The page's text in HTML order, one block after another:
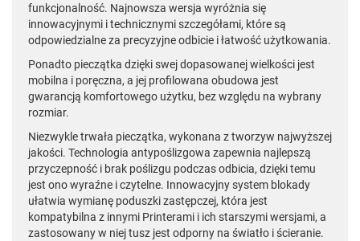
funkcjonalność. Najnowsza wersja wyróżnia się
innowacyjnymi i technicznymi szczegółami, które są
odpowiedzialne za precyzyjne odbicie i łatwość użytkowania.
Ponadto pieczątka dzięki swej dopasowanej wielkości jest
mobilna i poręczna, a jej profilowana obudowa jest
gwarancją komfortowego użytku, bez względu na wybrany
rozmiar.
Niezwykle trwała pieczątka, wykonana z tworzyw najwyższej
jakości. Technologia antypoślizgowa zapewnia najlepszą
przyczepność i brak poślizgu podczas odbicia, dzięki temu
jest ono wyraźne i czytelne. Innowacyjny system blokady
ułatwia wymianę poduszki zastępczej, która jest
kompatybilna z innymi Printerami i ich starszymi wersjami, a
zastosowany w niej tusz jest odporny na światło i ścieranie.